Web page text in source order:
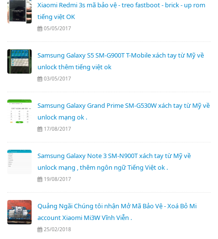
Xiaomi Redmi 3s mã bảo vệ - treo fastboot - brick - up rom
tiếng việt OK
05/05/2017
Samsung Galaxy S5 SM-G900T T-Mobile xách tay từ Mỹ về
unlock thêm tiếng việt ok
03/05/2017
Samsung Galaxy Grand Prime SM-G530W xách tay từ Mỹ về
unlock mạng ok .
17/08/2017
Samsung Galaxy Note 3 SM-N900T xách tay từ Mỹ về
unlock mạng , thêm ngôn ngữ Tiếng Việt ok .
19/08/2017
Quảng Ngãi Chúng tôi nhận Mở Mã Bảo Vệ - Xoá Bỏ Mi
account Xiaomi Mi3W Vĩnh Viễn .
25/02/2018